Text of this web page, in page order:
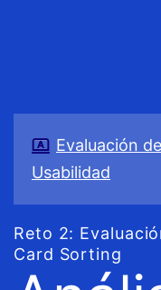
Evaluación
Usabilidad
Reto 2:
Card Sorting